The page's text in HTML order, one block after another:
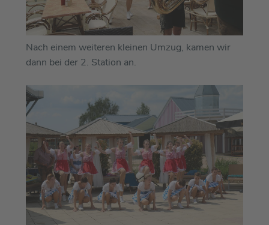
Nach einem weiteren kleinen Umzug, kamen wir
dann bei der 2. Station an.